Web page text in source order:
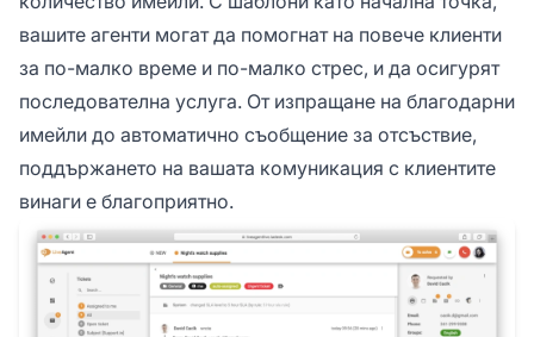
вашите агенти могат да помогнат на повече клиенти
за по-малко време и по-малко стрес, и да осигурят
последователна услуга. От изпращане на благодарни
имейли до автоматично съобщение за отсъствие,
поддържането на вашата комуникация с клиентите
винаги е благоприятно.